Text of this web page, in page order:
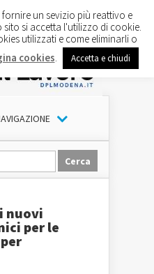
nuovi
per le
un sevizio più reattivo e
si accetta l'utilizzo di cookie.
utilizzati e come eliminarli o
cookies Accetta e chiudi